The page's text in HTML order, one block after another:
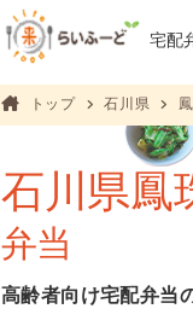
宅配
トップ 石川県
石川県鳳
弁当
高齢者向け宅配弁当